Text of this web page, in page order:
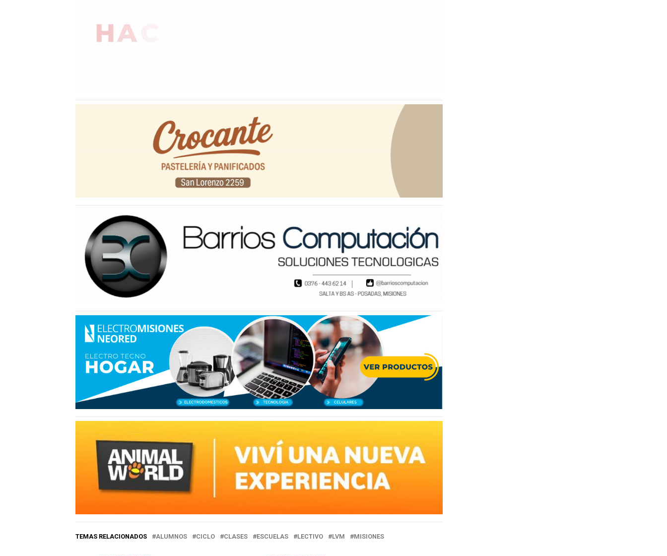
TEMAS RELACIONADOS ALUMNOS CICLO CLASES ESCUELAS LECTIVO LVM MISIONES